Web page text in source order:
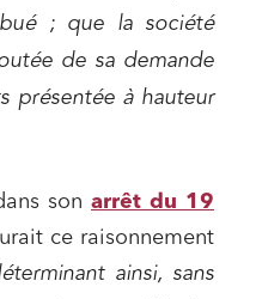
; que la société
de sa demande
présentée à hauteur
son arrêt du 19
ce raisonnement
ainsi, sans